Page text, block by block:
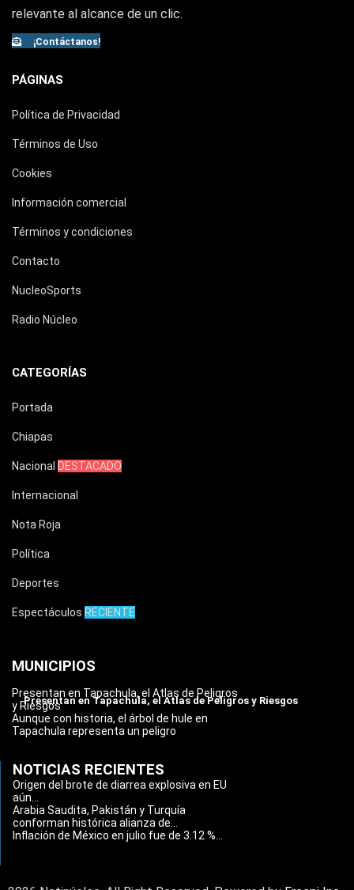
relevante al alcance de un clic.
¡Contáctanos!
PÁGINAS
Política de Privacidad
Términos de Uso
Cookies
Información comercial
Términos y condiciones
Contacto
NucleoSports
Radio Núcleo
CATEGORÍAS
Portada
Chiapas
Nacional DESTACADO
Internacional
Nota Roja
Política
Deportes
Espectáculos RECIENTE
MUNICIPIOS
Presentan en Tapachula, el Atlas de Peligros y Riesgos
Presentan en Tapachula, el Atlas de Peligros
y Riesgos
Aunque con historia, el árbol de hule en
Tapachula representa un peligro
NOTICIAS RECIENTES
Origen del brote de diarrea explosiva en EU
aún...
Arabia Saudita, Pakistán y Turquía
conforman histórica alianza de...
Inflación de México en julio fue de 3.12 %...